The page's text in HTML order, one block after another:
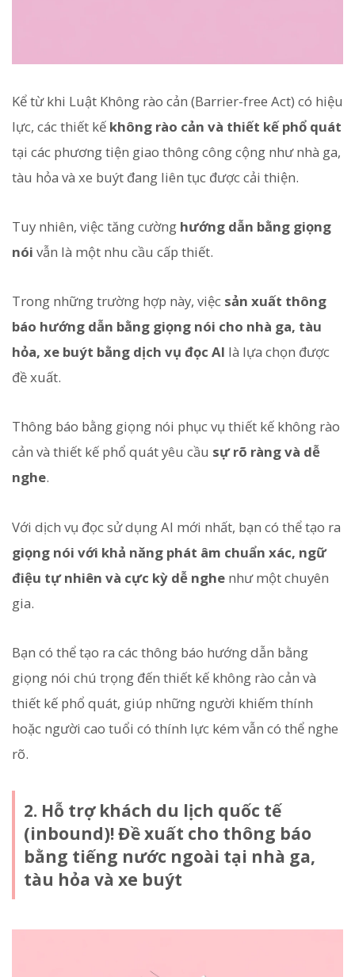
Kể từ khi Luật Không rào cản (Barrier-free Act) có hiệu
lực, các thiết kế không rào cản và thiết kế phổ quát
tại các phương tiện giao thông công cộng như nhà ga,
tàu hỏa và xe buýt đang liên tục được cải thiện.
Tuy nhiên, việc tăng cường hướng dẫn bằng giọng
nói vẫn là một nhu cầu cấp thiết.
Trong những trường hợp này, việc sản xuất thông
báo hướng dẫn bằng giọng nói cho nhà ga, tàu
hỏa, xe buýt bằng dịch vụ đọc AI là lựa chọn được
đề xuất.
Thông báo bằng giọng nói phục vụ thiết kế không rào
cản và thiết kế phổ quát yêu cầu sự rõ ràng và dễ
nghe.
Với dịch vụ đọc sử dụng AI mới nhất, bạn có thể tạo ra
giọng nói với khả năng phát âm chuẩn xác, ngữ
điệu tự nhiên và cực kỳ dễ nghe như một chuyên
gia.
Bạn có thể tạo ra các thông báo hướng dẫn bằng
giọng nói chú trọng đến thiết kế không rào cản và
thiết kế phổ quát, giúp những người khiếm thính
hoặc người cao tuổi có thính lực kém vẫn có thể nghe
rõ.
2. Hỗ trợ khách du lịch quốc tế
(inbound)! Đề xuất cho thông báo
bằng tiếng nước ngoài tại nhà ga,
tàu hỏa và xe buýt